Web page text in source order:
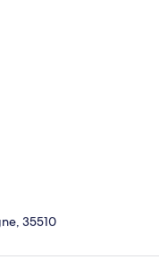
35510